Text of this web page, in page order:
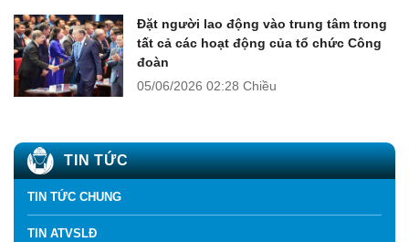
Đặt người lao động vào trung tâm trong
tất cả các hoạt động của tổ chức Công
đoàn
05/06/2026 02:28 Chiều
TIN TỨC
TIN TỨC CHUNG
TIN ATVSLĐ